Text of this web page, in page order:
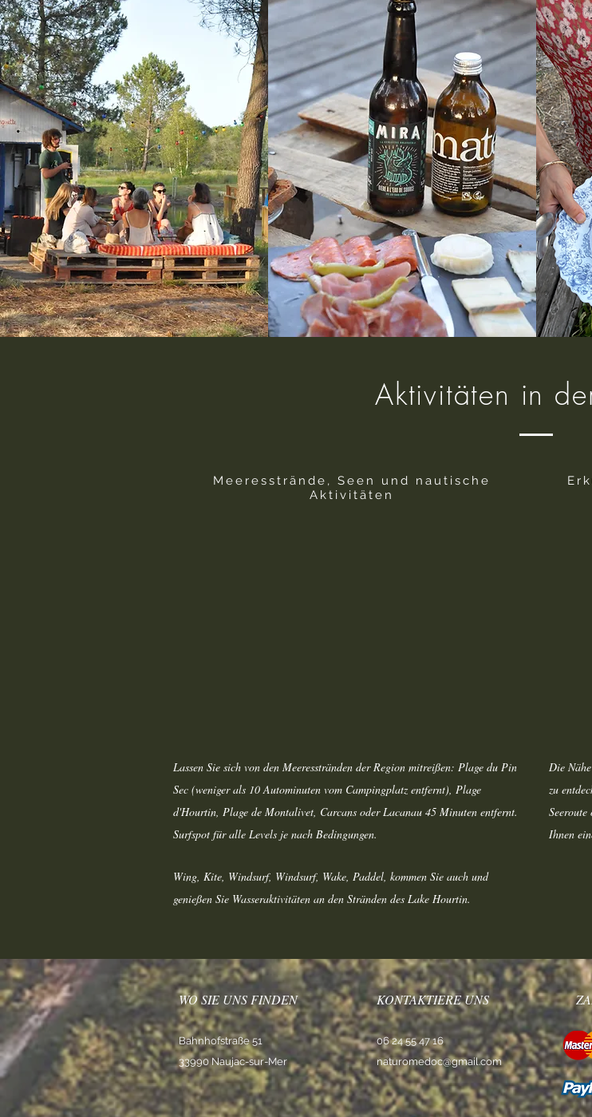
Aktivitäten in
Meeresstrände, Seen und nautische
Aktivitäten
Lassen Sie sich von den Meeresstränden der Region mitreißen: Plage du Pin
Sec (weniger als 10 Autominuten vom Campingplatz entfernt), Plage
d'Hourtin, Plage de Montalivet, Carcans oder Lacanau 45 Minuten entfernt.
Surfspot für alle Levels je nach Bedingungen.
Wing, Kite, Windsurf, Windsurf, Wake, Paddel, kommen Sie auch und
genießen Sie Wasseraktivitäten an den Stränden des Lake Hourtin.
Die
zu
Ihnen
WO SIE UNS FINDEN
Bahnhofstraße 51
33990 Naujac-sur-Mer
KONTAKTIERE UNS
06 24 55 47 16
naturomedoc@gmail.com